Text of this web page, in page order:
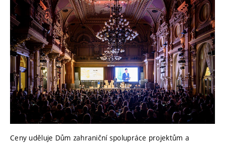
Ceny uděluje Dům zahraniční spolupráce projektům a